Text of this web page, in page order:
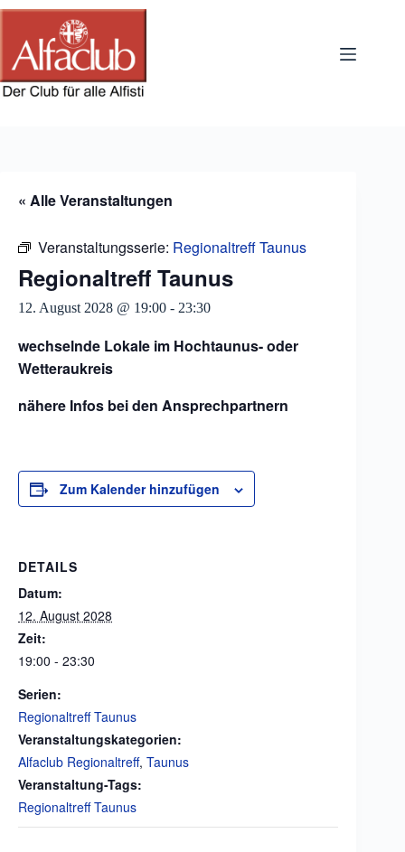
Zum
springen
« Alle Veranstaltungen
Veranstaltungsserie: Regionaltreff Taunus
Regionaltreff Taunus
12. August 2028 @ 19:00 - 23:30
wechselnde Lokale im Hochtaunus- oder
Wetteraukreis
nähere Infos bei den Ansprechpartnern
Zum Kalender hinzufügen
DETAILS
Datum:
12. August 2028
Zeit:
19:00 - 23:30
Serien:
Regionaltreff Taunus
Veranstaltungskategorien:
Alfaclub Regionaltreff, Taunus
Veranstaltung-Tags:
Regionaltreff Taunus